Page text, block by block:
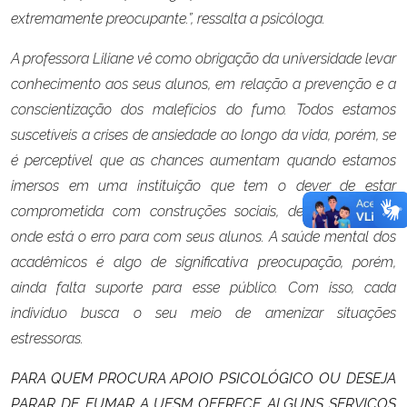
extremamente preocupante.”, ressalta a psicóloga.
A professora Liliane vê como obrigação da universidade levar
conhecimento aos seusalunos, em relação a prevenção e a
conscientização dos malefícios do fumo. Todos estamos
suscetíveis a crises de ansiedade ao longo da vida, porém, se
é perceptível que as chances aumentam quando estamos
imersos em uma instituição que tem o dever de estar
comprometida com construções sociais, deve-se analisar
onde está o erro para com seus alunos. A saúde mental dos
acadêmicos é algo de significativa preocupação, porém,
ainda faltasuporte para esse público. Com isso, cada
indivíduo busca o seu meio de amenizar situações
estressoras.
PARA QUEM PROCURA APOIO PSICOLÓGICO OU DESEJA
PARAR DE FUMAR A UFSM OFERECE ALGUNS SERVIÇOS